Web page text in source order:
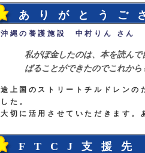
ありがとうご
沖縄の養護施設 中村りん さん
私がぼ金したのは、本を読ん
ばることができたのでこれから
途上国のストリートチルドレンの
した。
大切に活用させていただきます。
FTCJ支援先